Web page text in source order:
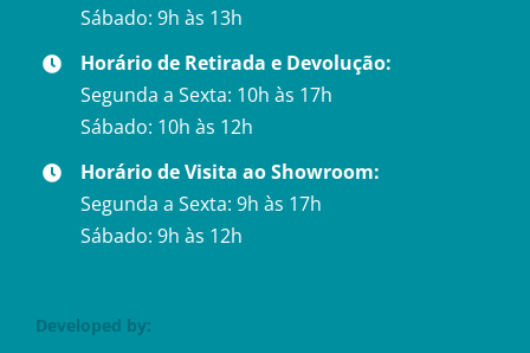
Sábado: 9h às 13h
Horário de Retirada e Devolução:
Segunda a Sexta: 10h às 17h
Sábado: 10h às 12h
Horário de Visita ao Showroom:
Segunda a Sexta: 9h às 17h
Sábado: 9h às 12h
Developed by: